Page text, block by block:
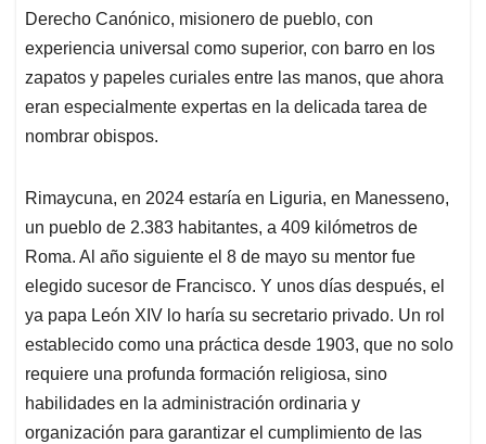
Derecho Canónico, misionero de pueblo, con
experiencia universal como superior, con barro en los
zapatos y papeles curiales entre las manos, que ahora
eran especialmente expertas en la delicada tarea de
nombrar obispos.
Rimaycuna, en 2024 estaría en Liguria, en Manesseno,
un pueblo de 2.383 habitantes, a 409 kilómetros de
Roma. Al año siguiente el 8 de mayo su mentor fue
elegido sucesor de Francisco. Y unos días después, el
ya papa León XIV lo haría su secretario privado. Un rol
establecido como una práctica desde 1903, que no solo
requiere una profunda formación religiosa, sino
habilidades en la administración ordinaria y
organización para garantizar el cumplimiento de las